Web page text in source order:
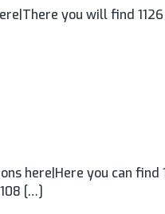
you will find
here|Here you can find
[…]